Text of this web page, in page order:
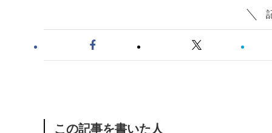
この記事を書いた人